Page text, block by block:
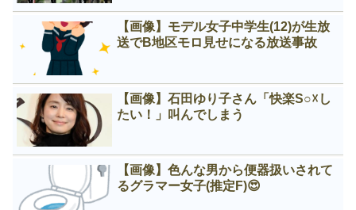
【画像】モデル女子中学生(12)が生放
送でB地区モロ見せになる放送事故
【画像】石田ゆり子さん「快楽S○☓し
たい！」叫んでしまう
【画像】色んな男から便器扱いされて
るグラマー女子(推定F)😍